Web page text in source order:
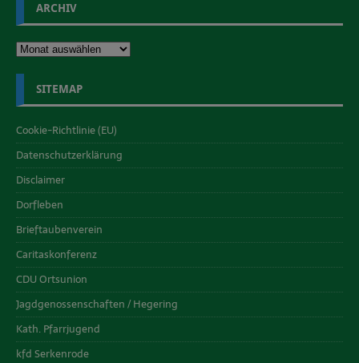
ARCHIV
SITEMAP
Cookie-Richtlinie (EU)
Datenschutzerklärung
Disclaimer
Dorfleben
Brieftaubenverein
Caritaskonferenz
CDU Ortsunion
Jagdgenossenschaften / Hegering
Kath. Pfarrjugend
kfd Serkenrode